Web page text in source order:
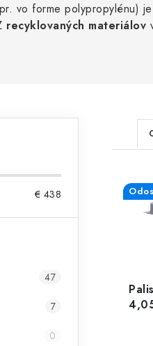
vo forme polypropylénu)
recyklovaných materiálov
€ 438
47
7
0
R
a
d
e
e
p
V